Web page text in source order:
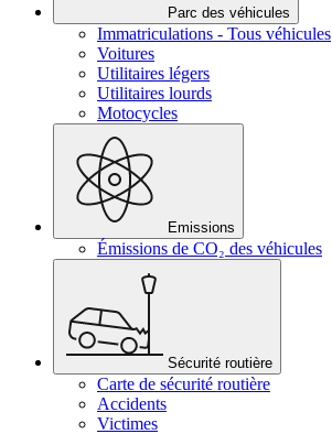
Parc des véhicules
Immatriculations - Tous véhicules
Voitures
Utilitaires légers
Utilitaires lourds
Motocycles
Emissions
Émissions de CO₂ des véhicules
Sécurité routière
Carte de sécurité routière
Accidents
Victimes